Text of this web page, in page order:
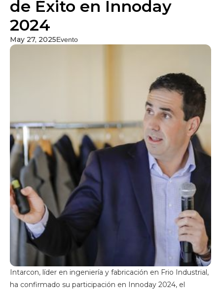
de Éxito en Innoday
2024
May 27, 2025Evento
Intarcon, líder en ingeniería y fabricación en Frio Industrial,
ha confirmado su participación en Innoday 2024, el